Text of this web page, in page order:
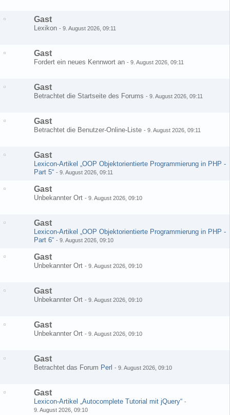
Gast
Lexikon - 9. August 2026, 09:11
Gast
Fordert ein neues Kennwort an - 9. August 2026, 09:11
Gast
Betrachtet die Startseite des Forums - 9. August 2026, 09:11
Gast
Betrachtet die Benutzer-Online-Liste - 9. August 2026, 09:11
Gast
Lexicon-Artikel „OOP Objektorientierte Programmierung in PHP -
Part 5“ - 9. August 2026, 09:11
Gast
Unbekannter Ort - 9. August 2026, 09:10
Gast
Lexicon-Artikel „OOP Objektorientierte Programmierung in PHP -
Part 6“ - 9. August 2026, 09:10
Gast
Unbekannter Ort - 9. August 2026, 09:10
Gast
Unbekannter Ort - 9. August 2026, 09:10
Gast
Unbekannter Ort - 9. August 2026, 09:10
Gast
Betrachtet das Forum Perl - 9. August 2026, 09:10
Gast
Lexicon-Artikel „Autocomplete Tutorial mit jQuery“ -
9. August 2026, 09:10